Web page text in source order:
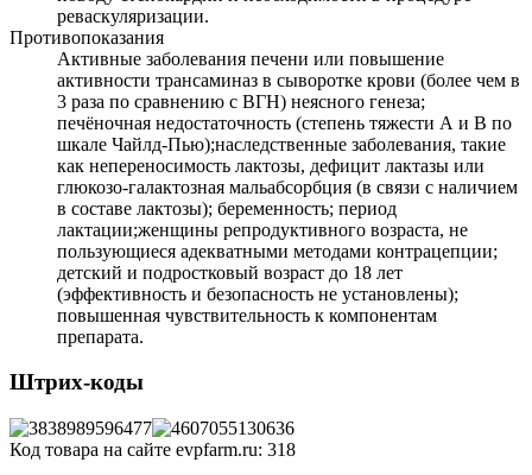
реваскуляризации.
Противопоказания
Активные заболевания печени или повышение
активности трансаминаз в сыворотке крови (более чем в
3 раза по сравнению с ВГН) неясного генеза;
печёночная недостаточность (степень тяжести А и В по
шкале Чайлд-Пью);наследственные заболевания, такие
как непереносимость лактозы, дефицит лактазы или
глюкозо-галактозная мальабсорбция (в связи с наличием
в составе лактозы); беременность; период
лактации;женщины репродуктивного возраста, не
пользующиеся адекватными методами контрацепции;
детский и подростковый возраст до 18 лет
(эффективность и безопасность не установлены);
повышенная чувствительность к компонентам
препарата.
Штрих-коды
Код товара на сайте evpfarm.ru: 318